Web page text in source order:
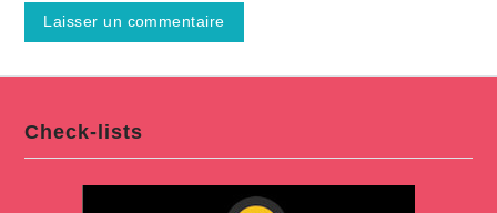
Check-lists